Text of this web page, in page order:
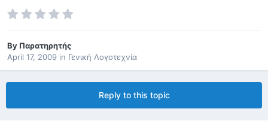
By Παρατηρητής
April 17, 2009 in Γενική Λογοτεχνία
Reply to this topic